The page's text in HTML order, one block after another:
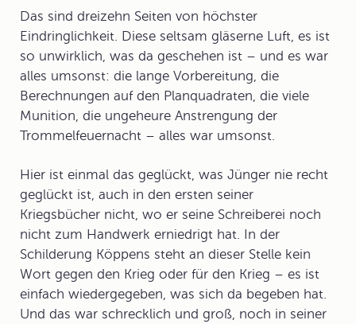
Das sind dreizehn Seiten von höchster
Eindringlichkeit. Diese seltsam gläserne Luft, es ist
so unwirklich, was da geschehen ist – und es war
alles umsonst: die lange Vorbereitung, die
Berechnungen auf den Planquadraten, die viele
Munition, die ungeheure Anstrengung der
Trommelfeuernacht – alles war umsonst.
Hier ist einmal das geglückt, was Jünger nie recht
geglückt ist, auch in den ersten seiner
Kriegsbücher nicht, wo er seine Schreiberei noch
nicht zum Handwerk erniedrigt hat. In der
Schilderung Köppens steht an dieser Stelle kein
Wort gegen den Krieg oder für den Krieg – es ist
einfach wiedergegeben, was sich da begeben hat.
Und das war schrecklich und groß, noch in seiner